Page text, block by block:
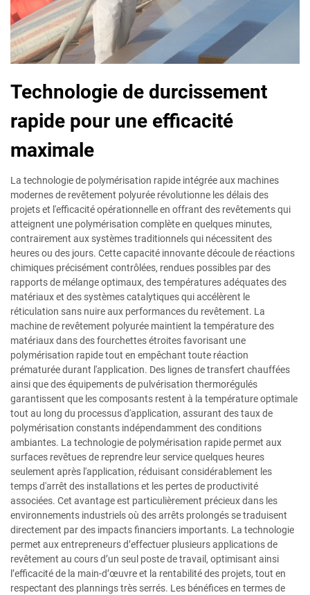
Technologie de durcissement
rapide pour une efficacité
maximale
La technologie de polymérisation rapide intégrée aux machines
modernes de revêtement polyurée révolutionne les délais des
projets et l'efficacité opérationnelle en offrant des revêtements qui
atteignent une polymérisation complète en quelques minutes,
contrairement aux systèmes traditionnels qui nécessitent des
heures ou des jours. Cette capacité innovante découle de réactions
chimiques précisément contrôlées, rendues possibles par des
rapports de mélange optimaux, des températures adéquates des
matériaux et des systèmes catalytiques qui accélèrent le
réticulation sans nuire aux performances du revêtement. La
machine de revêtement polyurée maintient la température des
matériaux dans des fourchettes étroites favorisant une
polymérisation rapide tout en empêchant toute réaction
prématurée durant l'application. Des lignes de transfert chauffées
ainsi que des équipements de pulvérisation thermorégulés
garantissent que les composants restent à la température optimale
tout au long du processus d'application, assurant des taux de
polymérisation constants indépendamment des conditions
ambiantes. La technologie de polymérisation rapide permet aux
surfaces revêtues de reprendre leur service quelques heures
seulement après l'application, réduisant considérablement les
temps d'arrêt des installations et les pertes de productivité
associées. Cet avantage est particulièrement précieux dans les
environnements industriels où des arrêts prolongés se traduisent
directement par des impacts financiers importants. La technologie
permet aux entrepreneurs d’effectuer plusieurs applications de
revêtement au cours d’un seul poste de travail, optimisant ainsi
l’efficacité de la main-d’œuvre et la rentabilité des projets, tout en
respectant des plannings très serrés. Les bénéfices en termes de